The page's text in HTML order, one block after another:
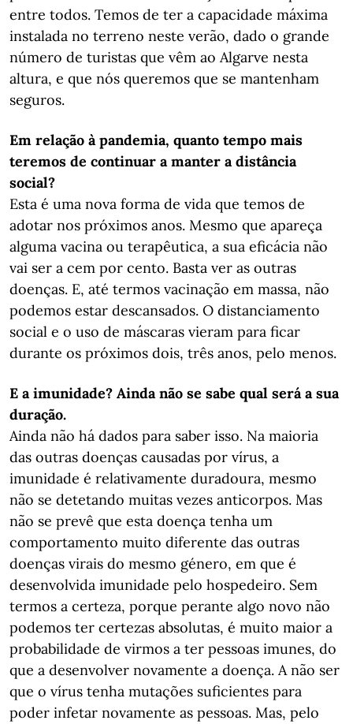
entre todos. Temos de ter a capacidade máxima
instalada no terreno neste verão, dado o grande
número de turistas que vêm ao Algarve nesta
altura, e que nós queremos que se mantenham
seguros.
Em relação à pandemia, quanto tempo mais
teremos de continuar a manter a distância
social?
Esta é uma nova forma de vida que temos de
adotar nos próximos anos. Mesmo que apareça
alguma vacina ou terapêutica, a sua eficácia não
vai ser a cem por cento. Basta ver as outras
doenças. E, até termos vacinação em massa, não
podemos estar descansados. O distanciamento
social e o uso de máscaras vieram para ficar
durante os próximos dois, três anos, pelo menos.
E a imunidade? Ainda não se sabe qual será a sua
duração.
Ainda não há dados para saber isso. Na maioria
das outras doenças causadas por vírus, a
imunidade é relativamente duradoura, mesmo
não se detetando muitas vezes anticorpos. Mas
não se prevê que esta doença tenha um
comportamento muito diferente das outras
doenças virais do mesmo género, em que é
desenvolvida imunidade pelo hospedeiro. Sem
termos a certeza, porque perante algo novo não
podemos ter certezas absolutas, é muito maior a
probabilidade de virmos a ter pessoas imunes, do
que a desenvolver novamente a doença. A não ser
que o vírus tenha mutações suficientes para
poder infetar novamente as pessoas. Mas, pelo